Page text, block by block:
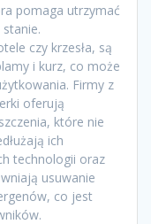
pomaga utrzymać
czy krzesła, są
i kurz, co może
Firmy z
oferują
które nie
ich
technologii oraz
usuwanie
co jest